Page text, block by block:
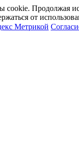
cookie. Продолжая
от
Метрикой